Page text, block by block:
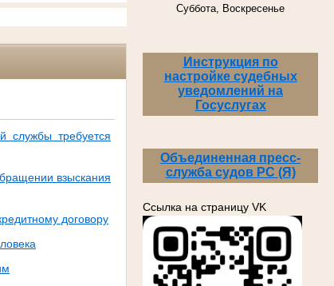
Суббота, Воскресенье
Инструкция по
настройке судебных
уведомлений на
Госуслугах
Объединенная пресс-
служба судов РС (Я)
Ссылка на страницу VK
службы требуется
взыскания
договору